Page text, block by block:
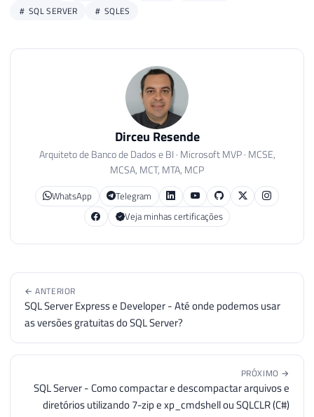
SQL SERVER
SQLES
Dirceu Resende
Arquiteto de Banco de Dados e BI · Microsoft MVP · MCSE,
MCSA, MCT, MTA, MCP
WhatsApp
Telegram
Veja minhas certificações
← ANTERIOR
SQL Server Express e Developer - Até onde podemos usar
as versões gratuitas do SQL Server?
PRÓXIMO →
SQL Server - Como compactar e descompactar arquivos e
diretórios utilizando 7-zip e xp_cmdshell ou SQLCLR (C#)